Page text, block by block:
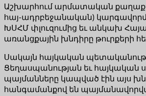
Աշխարհում արմատական
հայ-ադրբեջանական)
ԽՍՀՄ փլուզումից եւ անկախ
առանցքային խնդիրը թուրքերի
Սակայն հայկական
Ցեղասպանության եւ հայկական
պայմանները կապված էին այս
հանգամանքով են պայմանավորված։